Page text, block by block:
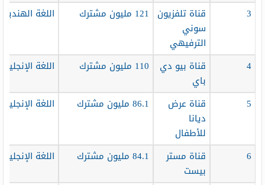
3
قناة تلفزيون
سوني
الترفيهي
121 مليون مشترك اللغة الهندية
4
قناة بيو دي
باي
110 مليون مشترك اللغة
5
قناة عرض
ديانا
للأطفال
86.1 مليون مشترك اللغة
6
قناة مستر
بيست
84.1 مليون مشترك اللغة